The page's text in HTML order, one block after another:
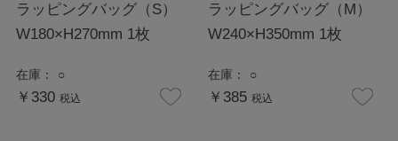
ラッピングバッグ（S）
W180×H270mm 1枚
在庫： ○
￥330 税込
ラッピングバッグ（M）
W240×H350mm 1枚
在庫： ○
￥385 税込